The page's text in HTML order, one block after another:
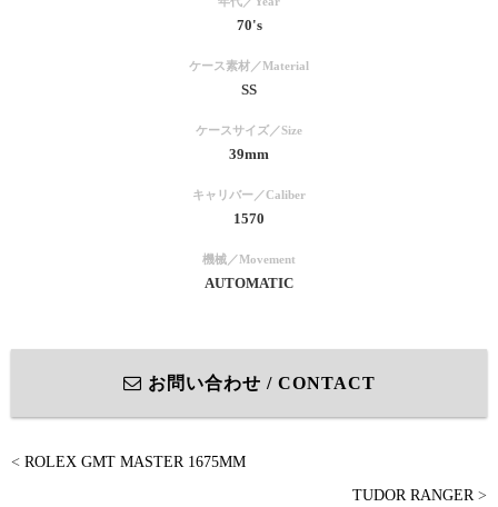
70's
ケース素材／Material
SS
ケースサイズ／Size
39mm
キャリバー／Caliber
1570
機械／Movement
AUTOMATIC
お問い合わせ / CONTACT
< ROLEX GMT MASTER 1675MM
TUDOR RANGER >